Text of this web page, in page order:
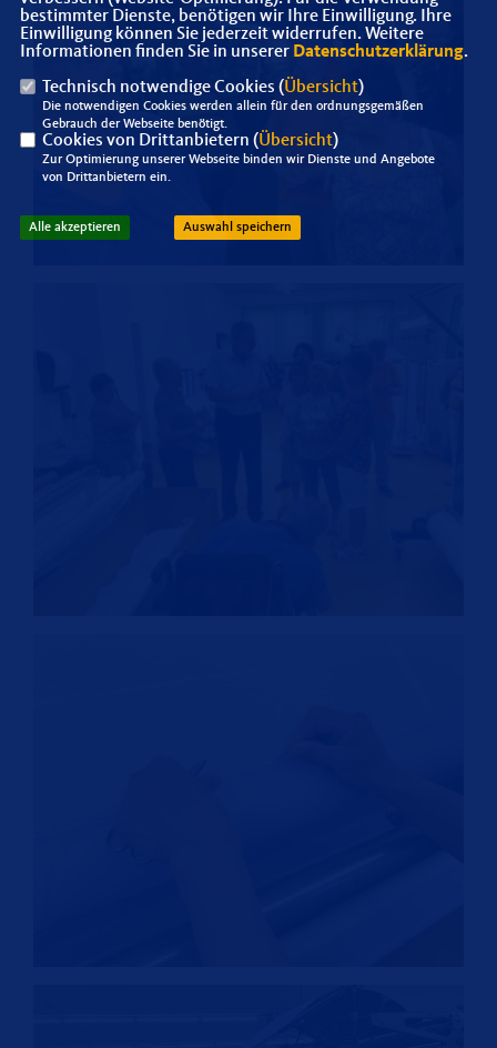
bestimmter Dienste, benötigen wir Ihre Einwilligung. Ihre
Einwilligung können Sie jederzeit widerrufen. Weitere
Informationen finden Sie in unserer Datenschutzerklärung.
Technisch notwendige Cookies (Übersicht)
Die notwendigen Cookies werden allein für den ordnungsgemäßen
Gebrauch der Webseite benötigt.
Cookies von Drittanbietern (Übersicht)
Zur Optimierung unserer Webseite binden wir Dienste und Angebote
von Drittanbietern ein.
Alle akzeptieren Auswahl speichern